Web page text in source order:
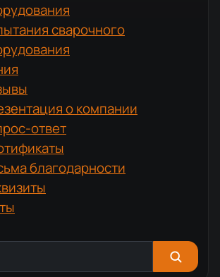
сварочного
о компании
ответ
благодарности